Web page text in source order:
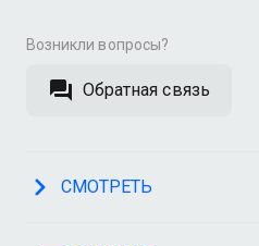
Возникли вопросы?
Обратная связь
СМОТРЕТЬ